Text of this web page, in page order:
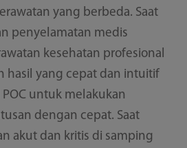
yang berbeda. Saat
penyelamatan medis
kesehatan profesional
hasil yang cepat dan intuitif
untuk melakukan
dengan cepat. Saat
akut dan kritis di samping